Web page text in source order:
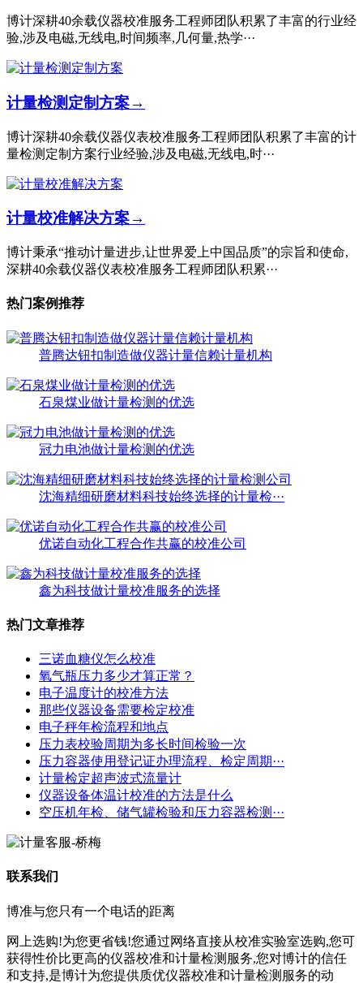
博计深耕40余载仪器校准服务工程师团队积累了丰富的行业经
验,涉及电磁,无线电,时间频率,几何量,热学···
计量检测定制方案→
博计深耕40余载仪器仪表校准服务工程师团队积累了丰富的计
量检测定制方案行业经验,涉及电磁,无线电,时···
计量校准解决方案→
博计秉承“推动计量进步,让世界爱上中国品质”的宗旨和使命,
深耕40余载仪器仪表校准服务工程师团队积累···
热门案例推荐
普腾达钮扣制造做仪器计量信赖计量机构
石泉煤业做计量检测的优选
冠力电池做计量检测的优选
沈海精细研磨材料科技始终选择的计量检···
优诺自动化工程合作共赢的校准公司
鑫为科技做计量校准服务的选择
热门文章推荐
三诺血糖仪怎么校准
氧气瓶压力多少才算正常？
电子温度计的校准方法
那些仪器设备需要检定校准
电子秤年检流程和地点
压力表校验周期为多长时间检验一次
压力容器使用登记证办理流程、检定周期···
计量检定超声波式流量计
仪器设备体温计校准的方法是什么
空压机年检、储气罐检验和压力容器检测···
联系我们
博准与您只有一个电话的距离
网上选购!为您更省钱!您通过网络直接从校准实验室选购,您可
获得性价比更高的仪器校准和计量检测服务,您对博计的信任
和支持,是博计为您提供质优仪器校准和计量检测服务的动